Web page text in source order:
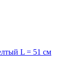
L = 51 см